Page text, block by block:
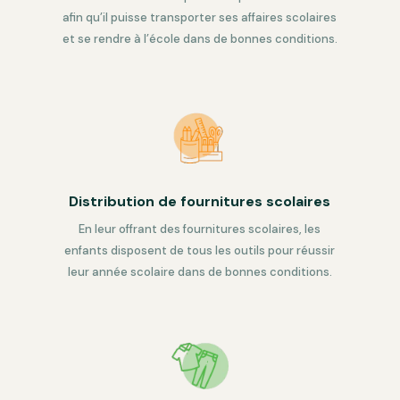
afin qu’il puisse transporter ses affaires scolaires
et se rendre à l’école dans de bonnes conditions.
Distribution de fournitures scolaires
En leur offrant des fournitures scolaires, les
enfants disposent de tous les outils pour réussir
leur année scolaire dans de bonnes conditions.